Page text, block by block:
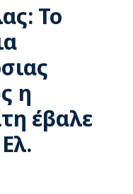
Το
η
έβαλε